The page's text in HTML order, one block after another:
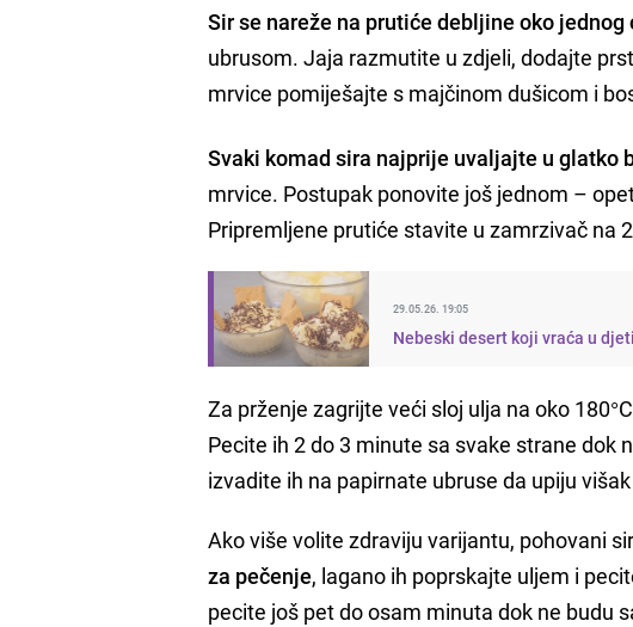
Sir se nareže na prutiće debljine oko
ubrusom. Jaja razmutite u zdjeli, dodajte
mrvice pomiješajte s majčinom dušicom i
Svaki komad sira najprije uvaljajte u glatko
mrvice. Postupak ponovite još jednom –
Pripremljene prutiće stavite u zamrzivač na
29.05.26. 19:05
Nebeski desert koji vraća u
Za prženje zagrijte veći sloj ulja na oko
Pecite ih 2 do 3 minute sa svake strane dok
izvadite ih na papirnate ubruse da upiju
Ako više volite zdraviju varijantu, pohovani
za pečenje, lagano ih poprskajte uljem i
pecite još pet do osam minuta dok ne budu